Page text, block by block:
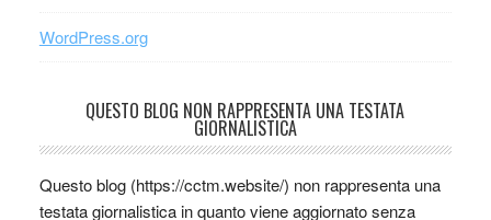
WordPress.org
QUESTO BLOG NON RAPPRESENTA UNA TESTATA
GIORNALISTICA
Questo blog (https://cctm.website/) non rappresenta una
testata giornalistica in quanto viene aggiornato senza